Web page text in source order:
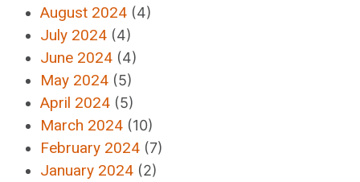
August 2024 (4)
July 2024 (4)
June 2024 (4)
May 2024 (5)
April 2024 (5)
March 2024 (10)
February 2024 (7)
January 2024 (2)